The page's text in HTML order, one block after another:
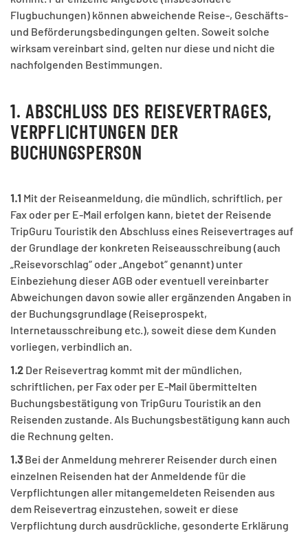
Flugbuchungen) können abweichende Reise-, Geschäfts-
und Beförderungsbedingungen gelten. Soweit solche
wirksam vereinbart sind, gelten nur diese und nicht die
nachfolgenden Bestimmungen.
1. ABSCHLUSS DES REISEVERTRAGES,
VERPFLICHTUNGEN DER
BUCHUNGSPERSON
1.1 Mit der Reiseanmeldung, die mündlich, schriftlich, per
Fax oder per E-Mail erfolgen kann, bietet der Reisende
TripGuru Touristik den Abschluss eines Reisevertrages auf
der Grundlage der konkreten Reiseausschreibung (auch
„Reisevorschlag“ oder „Angebot“ genannt) unter
Einbeziehung dieser AGB oder eventuell vereinbarter
Abweichungen davon sowie aller ergänzenden Angaben in
der Buchungsgrundlage (Reiseprospekt,
Internetausschreibung etc.), soweit diese dem Kunden
vorliegen, verbindlich an.
1.2 Der Reisevertrag kommt mit der mündlichen,
schriftlichen, per Fax oder per E-Mail übermittelten
Buchungsbestätigung von TripGuru Touristik an den
Reisenden zustande. Als Buchungsbestätigung kann auch
die Rechnung gelten.
1.3 Bei der Anmeldung mehrerer Reisender durch einen
einzelnen Reisenden hat der Anmeldende für die
Verpflichtungen aller mitangemeldeten Reisenden aus
dem Reisevertrag einzustehen, soweit er diese
Verpflichtung durch ausdrückliche, gesonderte Erklärung